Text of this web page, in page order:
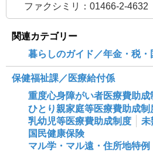
ファクシミリ：01466-2-4632
関連カテゴリー
暮らしのガイド／年金・税・
保健福祉課／医療給付係
重度心身障がい者医療費助成
ひとり親家庭等医療費助成制
乳幼児等医療費助成制度
未
国民健康保険
マル学・マル遠・住所地特例